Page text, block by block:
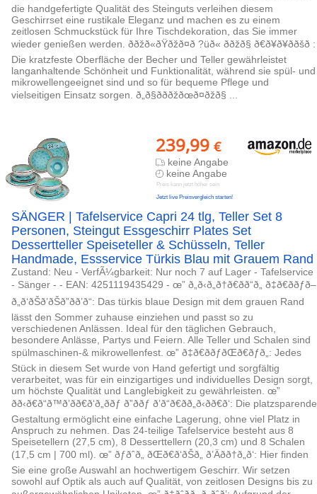
die handgefertigte Qualität des Steinguts verleihen diesem
Geschirrset eine rustikale Eleganz und machen es zu einem
zeitlosen Schmuckstück für Ihre Tischdekoration, das Sie immer
wieder genießen werden. ððžð«ðŸðžð¤ð­ ?üð« ððžð§ ð€ð¥ð¥ð­ðšð :
Die kratzfeste Oberfläche der Becher und Teller gewährleistet
langanhaltende Schönheit und Funktionalität, während sie spül- und
mikrowellengeeignet sind und so für bequeme Pflege und
vielseitigen Einsatz sorgen. ð„ð§ð­ððžðœð¤ðžð§ ...
239,99 €
keine Angabe
keine Angabe
Preis kann jetzt höher sein
Jetzt live Preisvergleich starten!
SÄNGER | Tafelservice Capri 24 tlg, Teller Set 8
Personen, Steingut Essgeschirr Plates Set
Dessertteller Speiseteller & Schüsseln, Teller
Handmade, Essservice Türkis Blau mit Grauem Rand
Zustand: Neu - VerfÃ¼gbarkeit: Nur noch 7 auf Lager - Tafelservice
- Sänger - - EAN: 4251119435429 - œ” ð„ð‹ð„ð†ð€ðð“ð„ ð‡ð€ððƒð–
ð„ð‘ðŠð’ðŠð”ðð’ð“: Das türkis blaue Design mit dem grauen Rand
lässt den Sommer zuhause einziehen und passt so zu
verschiedenen Anlässen. Ideal für den täglichen Gebrauch,
besondere Anlässe, Partys und Feiern. Alle Teller und Schalen sind
spülmaschinen-& mikrowellenfest. œ” ð‡ð€ððƒðŒð€ðƒð„: Jedes
Stück in diesem Set wurde von Hand gefertigt und sorgfältig
verarbeitet, was für ein einzigartiges und individuelles Design sorgt,
um höchste Qualität und Langlebigkeit zu gewährleisten. œ”
ðð‹ð€ð“ð™ð’ðð€ð‘ð„ððƒ ð”ððƒ ð’ð“ð€ðð„ð‹ðð€ð‘: Die platzsparende
Gestaltung ermöglicht eine einfache Lagerung, ohne viel Platz in
Anspruch zu nehmen. Das 24-teilige Tafelservice besteht aus 8
Speisetellern (27,5 cm), 8 Desserttellern (20,3 cm) und 8 Schalen
(17,5 cm | 700 ml). œ” ðƒðˆð„ ðŒð€ð‘ðŠð„ ð’Äðð†ð„ð‘: Hier finden
Sie eine große Auswahl an hochwertigem Geschirr. Wir setzen
sowohl auf Optik als auch auf Qualität, von zeitlosen Designs bis zu